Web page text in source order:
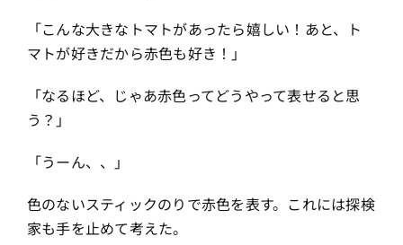
「こんな大きなトマトがあったら嬉しい！あと、ト
マトが好きだから赤色も好き！」
「なるほど、じゃあ赤色ってどうやって表せると思
う？」
「うーん、、」
色のないスティックのりで赤色を表す。これには探検
家も手を止めて考えた。